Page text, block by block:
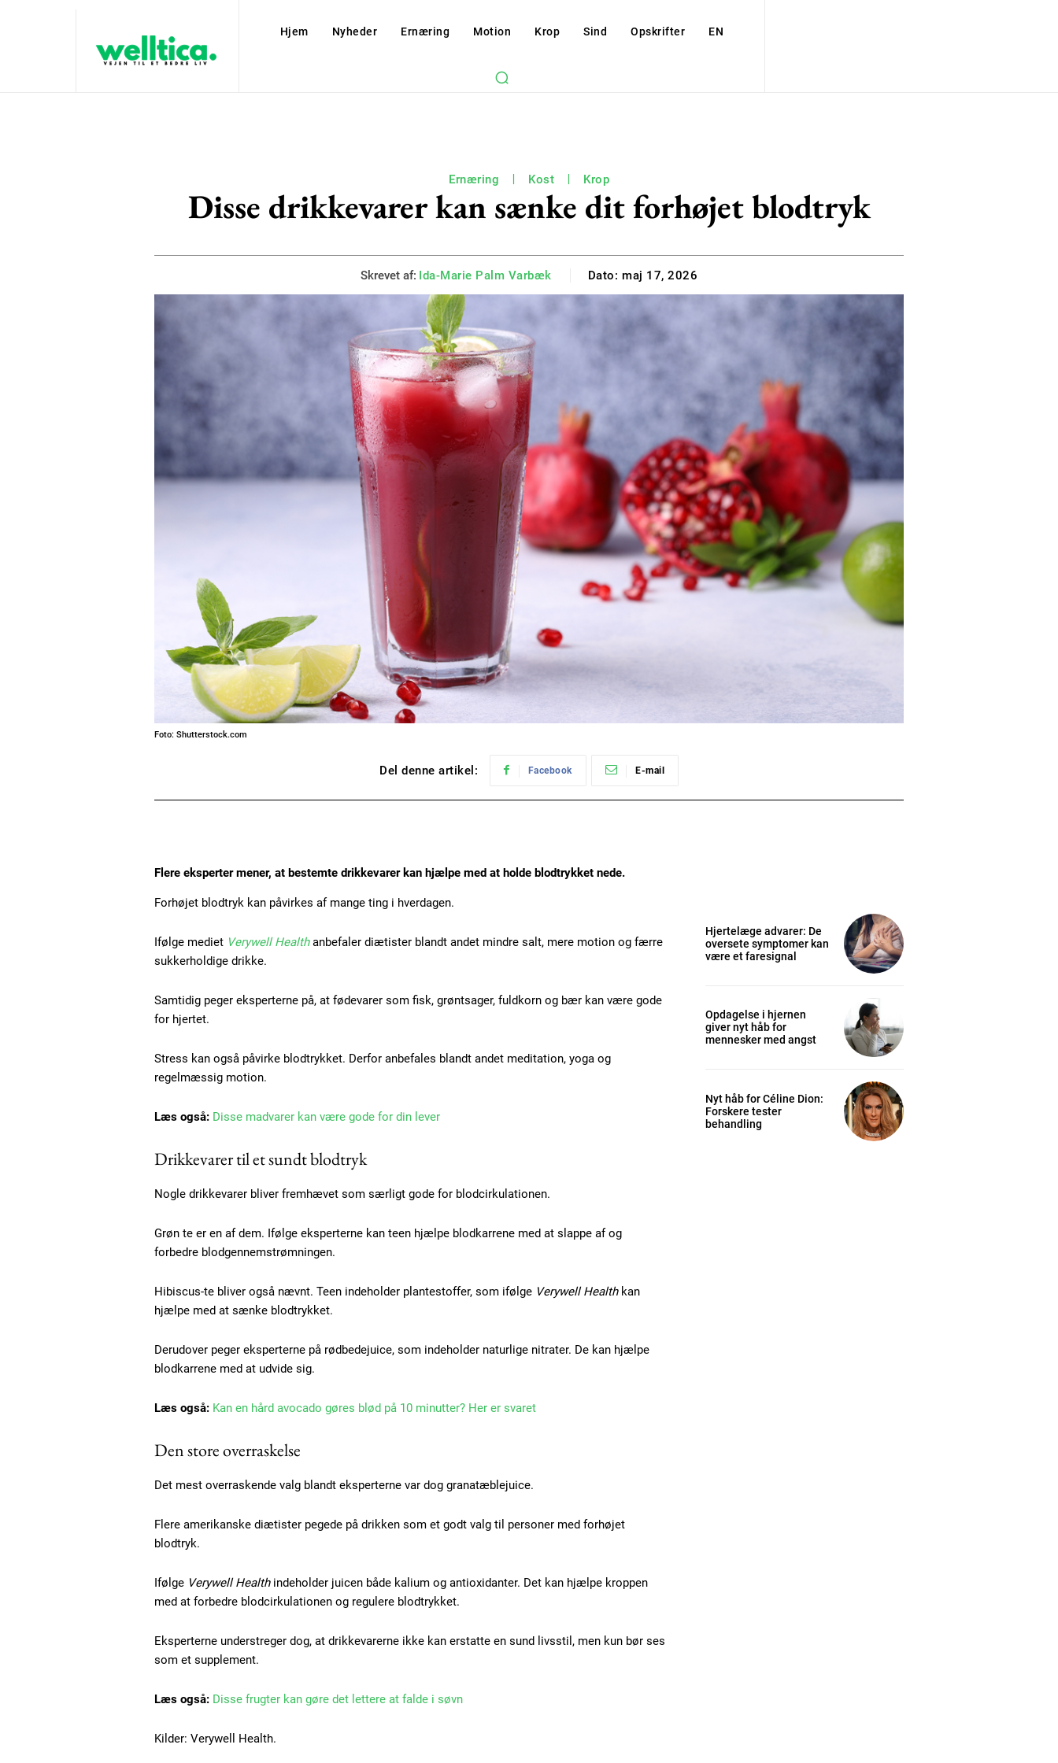
Subscription Plans
Free limited access
Gratis / forever
Praesent euismod ac
Nullam eu erat condimentum
Orci varius natoque dolor
Hjem Nyheder Ernæring Motion Krop Sind Opskrifter EN
Ernæring Kost Krop
Disse drikkevarer kan sænke dit forhøjet blodtryk
Skrevet af: Ida-Marie Palm Varbæk Dato: maj 17, 2026
Foto: Shutterstock.com
Del denne artikel: Facebook E-mail
Flere eksperter mener, at bestemte drikkevarer kan hjælpe med at holde blodtrykket nede.
Forhøjet blodtryk kan påvirkes af mange ting i hverdagen.
Ifølge mediet Verywell Healthanbefaler diætister blandt andet mindre salt, mere motion og færre
sukkerholdige drikke.
Samtidig peger eksperterne på, at fødevarer som fisk, grøntsager, fuldkorn og bær kan være gode
for hjertet.
Stress kan også påvirke blodtrykket. Derfor anbefales blandt andet meditation, yoga og
regelmæssig motion.
Læs også: Disse madvarer kan være gode for din lever
Drikkevarer til et sundt blodtryk
Nogle drikkevarer bliver fremhævet som særligt gode for blodcirkulationen.
Grøn te er en af dem. Ifølge eksperterne kan teen hjælpe blodkarrene med at slappe af og
forbedre blodgennemstrømningen.
Hibiscus-te bliver også nævnt. Teen indeholder plantestoffer, som ifølge Verywell Healthkan
hjælpe med at sænke blodtrykket.
Derudover peger eksperterne på rødbedejuice, som indeholder naturlige nitrater. De kan hjælpe
blodkarrene med at udvide sig.
Læs også: Kan en hård avocado gøres blød på 10 minutter? Her er svaret
Den store overraskelse
Det mest overraskende valg blandt eksperterne var dog granatæblejuice.
Flere amerikanske diætister pegede på drikken som et godt valg til personer med forhøjet
blodtryk.
Ifølge Verywell Healthindeholder juicen både kalium og antioxidanter. Det kan hjælpe kroppen
med at forbedre blodcirkulationen og regulere blodtrykket.
Eksperterne understreger dog, at drikkevarerne ikke kan erstatte en sund livsstil, men kun bør ses
som et supplement.
Læs også: Disse frugter kan gøre det lettere at falde i søvn
Kilder: Verywell Health.
Hjertelæge advarer: De
oversete symptomer kan
være et faresignal
Opdagelse i hjernen
giver nyt håb for
mennesker med angst
Nyt håb for Céline Dion:
Forskere tester
behandling